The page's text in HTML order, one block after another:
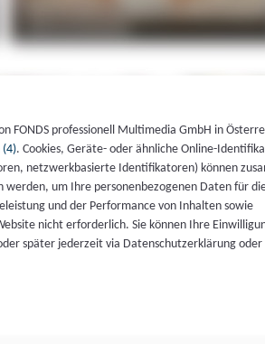
FONDS professionell Multimedia GmbH in
(4). Cookies, Geräte- oder ähnliche Online-
netzwerkbasierte Identifikatoren) können
um Ihre personenbezogenen Daten für
und der Performance von Inhalten sowie
nicht erforderlich. Sie können Ihre
später jederzeit via Datenschutzerklärung oder